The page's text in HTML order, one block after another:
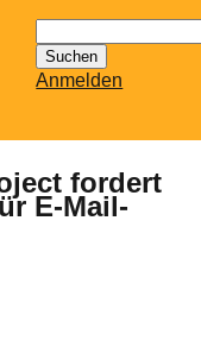
nach:
Anmelden
fordert
E-Mail-